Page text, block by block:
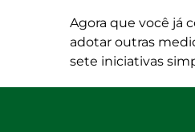
Agora que você já
adotar outras
sete iniciativas